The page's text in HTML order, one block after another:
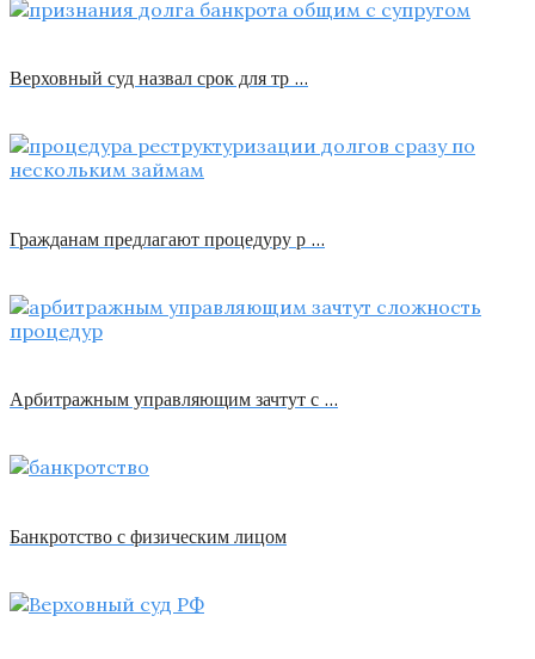
Верховный суд назвал срок для тр …
Гражданам предлагают процедуру р …
Арбитражным управляющим зачтут с …
Банкротство с физическим лицом